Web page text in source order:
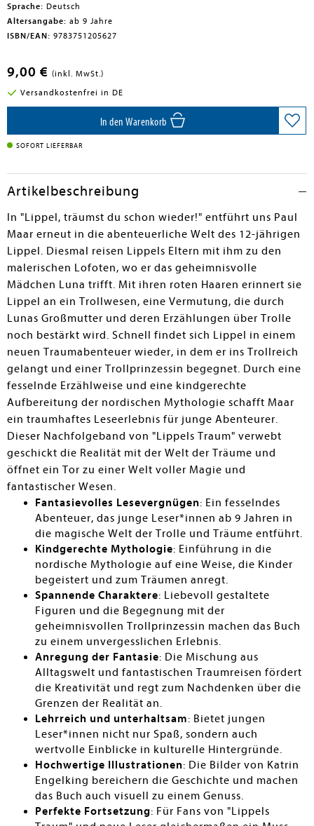
submenu
Sprache: Deutsch
Altersangabe: ab 9 Jahre
ISBN/EAN: 9783751205627
9,00 € (inkl. MwSt.)
Versandkostenfrei in DE
In den Warenkorb
SOFORT LIEFERBAR
Artikelbeschreibung
In "Lippel, träumst du schon wieder!" entführt uns Paul
Maar erneut in die abenteuerliche Welt des 12-jährigen
Lippel. Diesmal reisen Lippels Eltern mit ihm zu den
malerischen Lofoten, wo er das geheimnisvolle
Mädchen Luna trifft. Mit ihren roten Haaren erinnert sie
Lippel an ein Trollwesen, eine Vermutung, die durch
Lunas Großmutter und deren Erzählungen über Trolle
noch bestärkt wird. Schnell findet sich Lippel in einem
neuen Traumabenteuer wieder, in dem er ins Trollreich
gelangt und einer Trollprinzessin begegnet. Durch eine
fesselnde Erzählweise und eine kindgerechte
Aufbereitung der nordischen Mythologie schafft Maar
ein traumhaftes Leseerlebnis für junge Abenteurer.
Dieser Nachfolgeband von "Lippels Traum" verwebt
geschickt die Realität mit der Welt der Träume und
öffnet ein Tor zu einer Welt voller Magie und
fantastischer Wesen.
Fantasievolles Lesevergnügen: Ein fesselndes
Abenteuer, das junge Leser*innen ab 9 Jahren in
die magische Welt der Trolle und Träume entführt.
Kindgerechte Mythologie: Einführung in die
nordische Mythologie auf eine Weise, die Kinder
begeistert und zum Träumen anregt.
Spannende Charaktere: Liebevoll gestaltete
Figuren und die Begegnung mit der
geheimnisvollen Trollprinzessin machen das Buch
zu einem unvergesslichen Erlebnis.
Anregung der Fantasie: Die Mischung aus
Alltagswelt und fantastischen Traumreisen fördert
die Kreativität und regt zum Nachdenken über die
Grenzen der Realität an.
Lehrreich und unterhaltsam: Bietet jungen
Leser*innen nicht nur Spaß, sondern auch
wertvolle Einblicke in kulturelle Hintergründe.
Hochwertige Illustrationen: Die Bilder von Katrin
Engelking bereichern die Geschichte und machen
das Buch auch visuell zu einem Genuss.
Perfekte Fortsetzung: Für Fans von "Lippels